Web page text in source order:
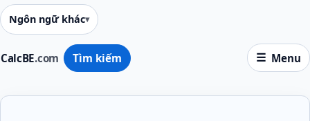
CalcBE.com Tìm kiếm Menu
Ngôn ngữ khác